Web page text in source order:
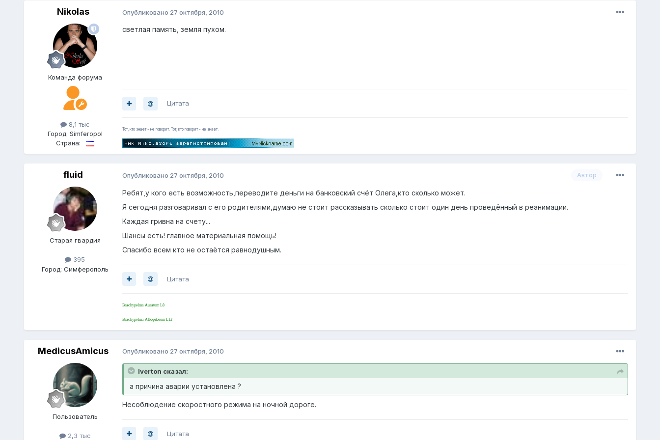
Nikolas
Команда форума
8,1 тыс
Город: Simferopol
Страна:
Опубликовано 27 октября, 2010
светлая память, земля пухом.
Цитата
Тот, кто знает - не говорит. Тот, кто говорит - не знает.
fluid
Старая гвардия
395
Город: Cимферополь
Автор
Опубликовано 27 октября, 2010
Ребят,у кого есть возможность,переводите деньги на банковский счёт Олега,кто сколько может.
Я сегодня разговаривал с его родителями,думаю не стоит рассказывать сколько стоит один день проведённый в реанимации.
Каждая гривна на счету...
Шансы есть! главное материальная помощь!
Спасибо всем кто не остаётся равнодушным.
Цитата
Brachypelma Auratum L8
Brachypelma Albopilosum L12
MedicusAmicus
Пoльзователь
2,3 тыс
Опубликовано 27 октября, 2010
Iverton сказал:
а причина аварии установлена ?
Несоблюдение скоростного режима на ночной дороге.
Цитата